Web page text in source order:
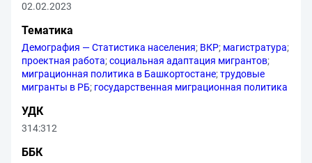
02.02.2023
Тематика
Демография — Статистика населения; ВКР; магистратура;
проектная работа;социальная адаптация мигрантов;
миграционная политика в Башкортостане;трудовые
мигранты в РБ; государственная миграционная политика
УДК
314:312
ББК